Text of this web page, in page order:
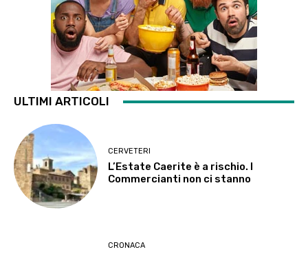
ULTIMI ARTICOLI
CERVETERI
L’Estate Caerite è a rischio. I
Commercianti non ci stanno
CRONACA